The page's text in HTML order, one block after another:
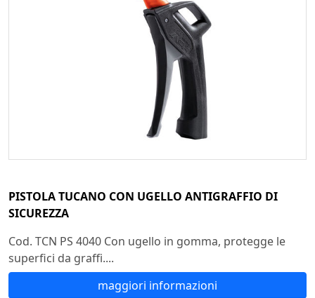
PISTOLA TUCANO CON UGELLO ANTIGRAFFIO DI
SICUREZZA
Cod. TCN PS 4040 Con ugello in gomma, protegge le
superfici da graffi....
maggiori informazioni